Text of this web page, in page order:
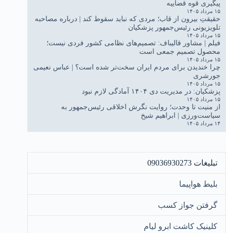
پیگیری قوه قضاییه
۱۵ مرداد ۱۴۰۵
حقیقتِ بیرون از قاب؛ مردی که نباید سقوط کند | درباره مصاحبه
تلویزیونی رئیس‌جمهور پزشکیان
۱۵ مرداد ۱۴۰۵
فیلم | مشاور قالیباف: تصمیم‌های نظامی کشور فردی نیست؛
محصول تصمیم جمعی است
۱۵ مرداد ۱۴۰۵
چرا خندیدن برای مردم ایران سخت‌تر شده است؟ | عباس نعیمی
جورشری
۱۵ مرداد ۱۴۰۵
پزشکیان: در مدیریت دی ۱۴۰۴ آمادگی لازم نبود
۱۵ مرداد ۱۴۰۵
از منیت تا وحدت؛ روایت نگرش اخلاقی رئیس‌جمهور به
سیاست‌ورزی | ابراهیم شیخ
۱۴ مرداد ۱۴۰۵
تبلیغات 09036930273
بلیط هواپیما
گرفتن جواز کسب
کلینیک کاشت ابرو لیام